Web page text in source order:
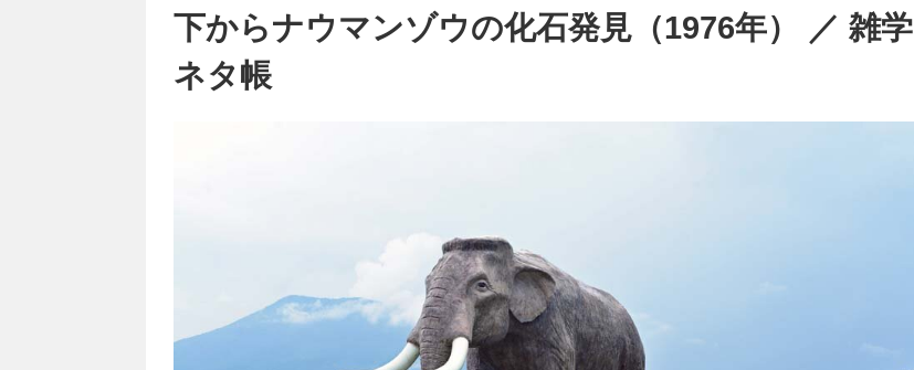
下からナウマンゾウの化石発見（1976年） ／ 雑学
ネタ帳